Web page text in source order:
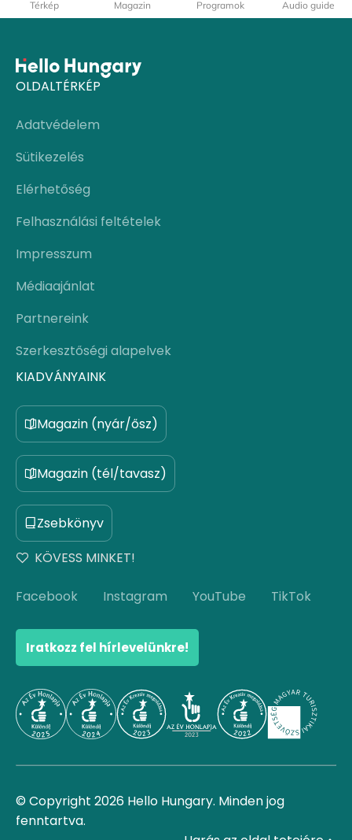
Térkép Magazin Programok Audio guide
OLDALTÉRKÉP
Adatvédelem
Sütikezelés
Elérhetőség
Felhasználási feltételek
Impresszum
Médiaajánlat
Partnereink
Szerkesztőségi alapelvek
KIADVÁNYAINK
Magazin (nyár/ősz)
Magazin (tél/tavasz)
Zsebkönyv
KÖVESS MINKET!
Facebook Instagram YouTube TikTok
Iratkozz fel hírlevelünkre!
© Copyright 2026 Hello Hungary. Minden jog
fenntartva.